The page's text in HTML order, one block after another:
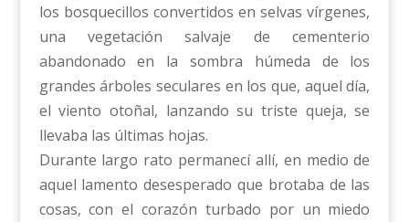
los bosquecillos convertidos en selvas vírgenes,
una vegetación salvaje de cementerio
abandonado en la sombra húmeda de los
grandes árboles seculares en los que, aquel día,
el viento otoñal, lanzando su triste queja, se
llevaba las últimas hojas.
Durante largo rato permanecí allí, en medio de
aquel lamento desesperado que brotaba de las
cosas, con el corazón turbado por un miedo